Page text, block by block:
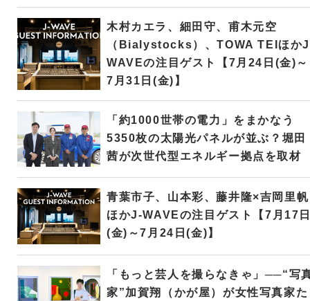
木村カエラ、細田守、甫木元空
（Bialystocks）、TOWA TEIほか
WAVEの注目ゲスト【7月24日(金)～
7月31日(金)】
「約1000世帯の電力」をまかなう
5350枚の太陽光パネルが並ぶ？堀田
茜が次世代型エネルギー拠点を取材
青葉市子、山本彩、藤井隆×吉岡里帆
ほかJ-WAVEの注目ゲスト【7月17
(金)～7月24日(金)】
「もっと芸人を撮らなきゃ」──“写
家”加賀翔（かが屋）が女性写真家た